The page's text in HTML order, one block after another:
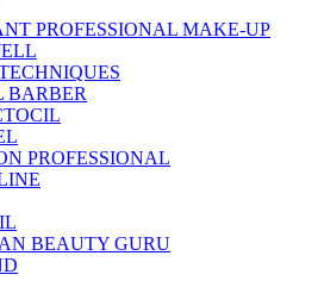
PROFESSIONAL MAKE-UP
BARBER
PROFESSIONAL
BEAUTY GURU